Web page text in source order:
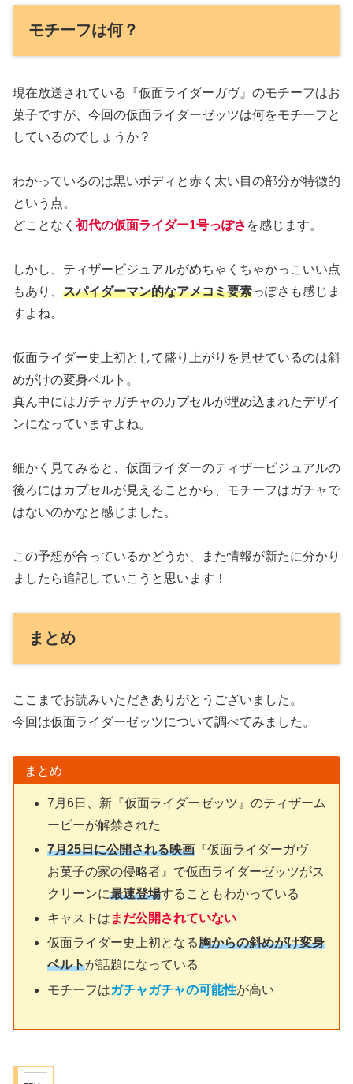
モチーフは何？
現在放送されている『仮面ライダーガヴ』のモチーフはお
菓子ですが、今回の仮面ライダーゼッツは何をモチーフと
しているのでしょうか？
わかっているのは黒いボディと赤く太い目の部分が特徴的
という点。
どことなく 初代の仮面ライダー1号っぽさ を感じます。
しかし、ティザービジュアルがめちゃくちゃかっこいい点
もあり、 スパイダーマン的なアメコミ要素っぽさも感じま
すよね。
仮面ライダー史上初として盛り上がりを見せているのは斜
めがけの変身ベルト。
真ん中にはガチャガチャのカプセルが埋め込まれたデザイ
ンになっていますよね。
細かく見てみると、仮面ライダーのティザービジュアルの
後ろにはカプセルが見えることから、モチーフはガチャで
はないのかなと感じました。
この予想が合っているかどうか、また情報が新たに分かり
ましたら追記していこうと思います！
まとめ
ここまでお読みいただきありがとうございました。
今回は仮面ライダーゼッツについて調べてみました。
まとめ
7月6日、新『仮面ライダーゼッツ』のティザーム
ービーが解禁された
7月25日に公開される映画『仮面ライダーガヴ
お菓子の家の侵略者』で仮面ライダーゼッツがス
クリーンに最速登場することもわかっている
キャストは まだ公開されていない
仮面ライダー史上初となる胸からの斜めがけ変身
ベルトが話題になっている
モチーフはガチャガチャの可能性が高い